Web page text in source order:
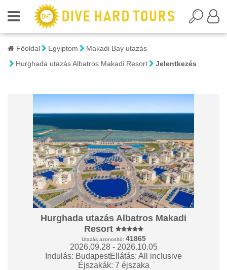
Főoldal Egyiptom
Makadi Bay utazás
Hurghada utazás Albatros Makadi Resort
Jelentkezés
Hurghada utazás Albatros Makadi
Resort
Utazás azonosító: 41865
2026.09.28 - 2026.10.05
Indulás: BudapestEllátás: All inclusive
Éjszakák: 7 éjszaka